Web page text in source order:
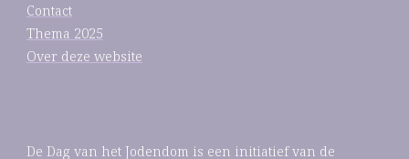
Contact
Thema 2025
Over deze website
De Dag van het Jodendom is een initiatief van de